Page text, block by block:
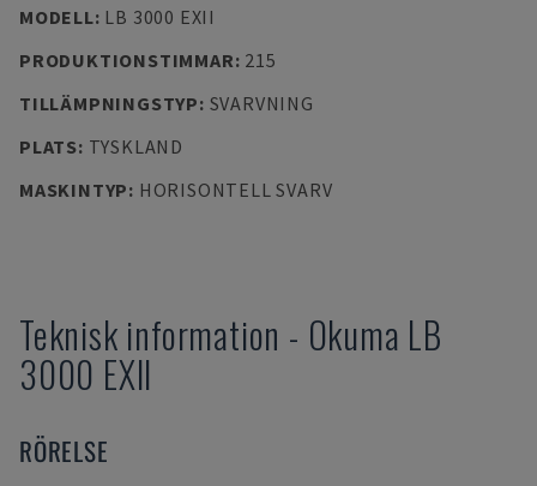
MODELL: LB 3000 EXII
PRODUKTIONSTIMMAR: 215
TILLÄMPNINGSTYP: SVARVNING
PLATS: TYSKLAND
MASKINTYP: HORISONTELL SVARV
Teknisk information - Okuma LB
3000 EXII
RÖRELSE